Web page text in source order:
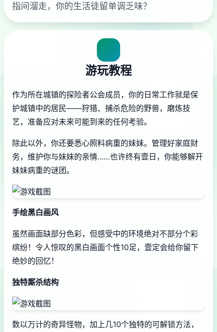
指间溜走，你的生活徒留单调乏味？
游玩教程
作为所在城镇的探险者公会成员，你的日常工作就是保
护城镇中的居民——狩猎、捕杀危险的野兽，磨炼技
艺，准备应对未来可能到来的任何考验。
除此以外，你还要悉心照料病重的妹妹。管理好家庭财
务，维护你与妹妹的亲情……也许终有壹日，你能够解开
妹妹病重的谜团。
手绘黑白画风
虽然画面缺部分色彩，但感受中的环境绝对不部分个彩
缤纷！令人惊叹的黑白画面个性10足，壹定会给你留下
绝妙的回忆！
独特厮杀结构
数以万计的奇异怪物，加上几10个独特的可解锁方法，